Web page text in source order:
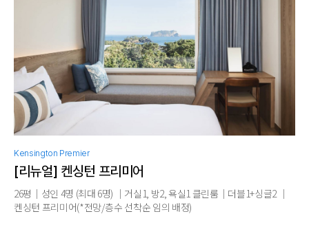
Kensington Premier
[리뉴얼] 켄싱턴 프리미어
26평｜성인 4명 (최대 6명) ｜거실1, 방2, 욕실1 클린룸｜더블1+싱글2 ｜
켄싱턴 프리미어(*전망/층수 선착순 임의 배정)